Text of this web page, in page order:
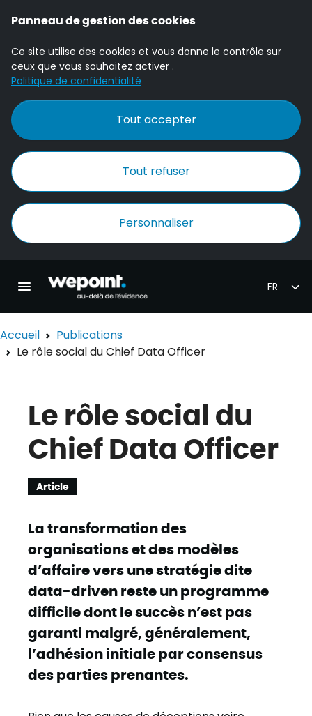
Panneau de gestion des cookies
Ce site utilise des cookies et vous donne le contrôle sur
ceux que vous souhaitez activer .
Politique de confidentialité
Tout accepter
Tout refuser
Personnaliser
Ouvrir la navigation principale
Accueil
Publications
Le rôle social du Chief Data Officer
Le rôle social du
Chief Data Officer
Article
La transformation des
organisations et des modèles
d’affaire vers une stratégie dite
data-driven reste un programme
difficile dont le succès n’est pas
garanti malgré, généralement,
l’adhésion initiale par consensus
des parties prenantes.